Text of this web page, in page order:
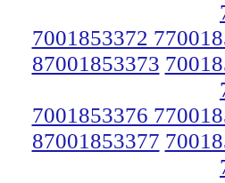
7001853372
87001853373
7001853376
87001853377